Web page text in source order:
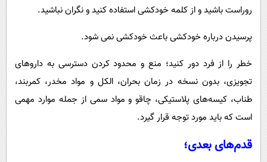
روراست باشید و از کلمه خودکشی استفاده کنید و نگران نباشید.
پرسیدن درباره خودکشی باعث خودکشی نمی شود.
خطر را از فرد دور کنید؛ منع و محدود کردن دسترسی به داروهای
تجویزی، بدون نسخه در زمان بحران، الکل و مواد مخدر، کمربند،
طناب، کیسه‌های پلاستیکی، چاقو و مواد سمی از جمله موارد مهمی
است که باید مورد توجه قرار گیرد.
قدم‌های بعدی؛